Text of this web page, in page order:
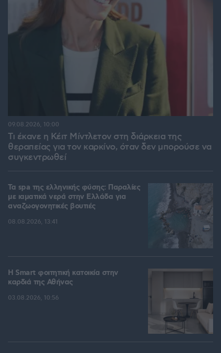
Τι έκανε η Κέιτ Μίντλετον στη διάρκεια της
θεραπείας για τον καρκίνο, όταν δεν μπορούσε να
συγκεντρωθεί
09.08.2026, 10:00
Τα spa της ελληνικής φύσης: Παραλίες
με ιαματικά νερά στην Ελλάδα για
αναζωογονητικές βουτιές
08.08.2026, 13:41
Η Smart φοιτητική κατοικία στην
καρδιά της Αθήνας
03.08.2026, 10:56